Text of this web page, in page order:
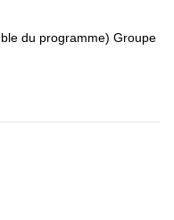
du programme) Groupe